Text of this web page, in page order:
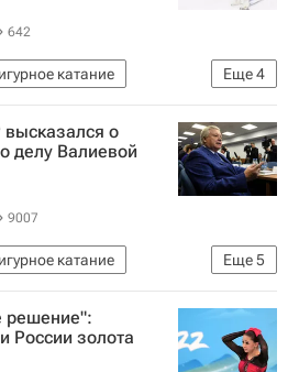
642
Еще4
катание
суд (CAS)
(ISU)
о
делу Валиевой
9007
Еще5
катание
Тутберидзе
суд (CAS)
(ISU)
решение":
России золота